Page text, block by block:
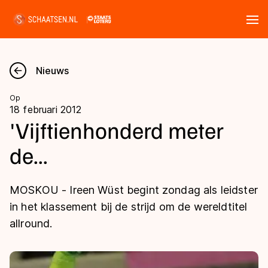
Nieuws
Kalender
Disciplines
Langebaan
Shorttrack
Uitslagen
Langebaan
Marathon
Tijden & historie
Ranglijsten Langebaan
Nieuws
Op
18 februari 2012
'Vijftienhonderd meter
de...
MOSKOU - Ireen Wüst begint zondag als leidster
in het klassement bij de strijd om de wereldtitel
allround.